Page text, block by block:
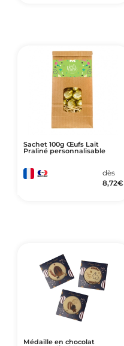
Sachet 100g Œufs Lait
Praliné personnalisable
dès
8,72€
Médaille en chocolat